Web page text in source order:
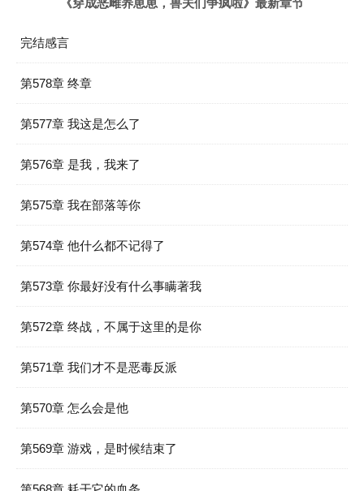
《穿成恶雌养崽崽，兽夫们争疯啦》最新章节
完结感言
第578章 终章
第577章 我这是怎么了
第576章 是我，我来了
第575章 我在部落等你
第574章 他什么都不记得了
第573章 你最好没有什么事瞒著我
第572章 终战，不属于这里的是你
第571章 我们才不是恶毒反派
第570章 怎么会是他
第569章 游戏，是时候结束了